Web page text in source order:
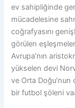
ev sahipliğinde
mücadelesine
coğrafyasını
görülen
Avrupa’nın
yükselen devi
ve Orta Doğu’nun
bir futbol şöleni